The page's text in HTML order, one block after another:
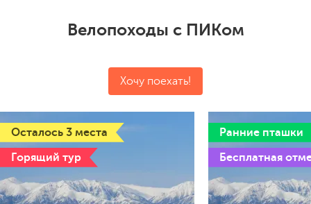
Велопоходы с ПИКом
Хочу поехать!
Осталось 3 места
Горящий тур
Ранние пташки
Бесплатная